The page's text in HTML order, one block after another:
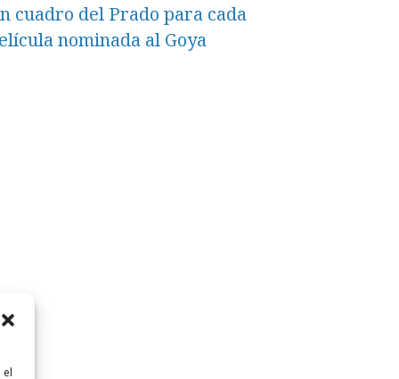
el
cuadro del Prado para cada
nominada al Goya